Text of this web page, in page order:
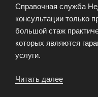
Справочная служба
консультации только
большой стаж
которых являются
услуги.
Читать далее